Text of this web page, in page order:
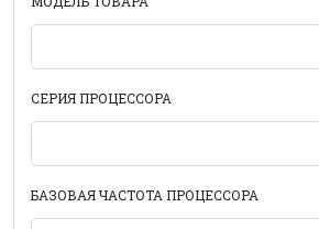
СЕРИЯ ПРОЦЕССОРА
БАЗОВАЯ ЧАСТОТА ПРОЦЕССОРА